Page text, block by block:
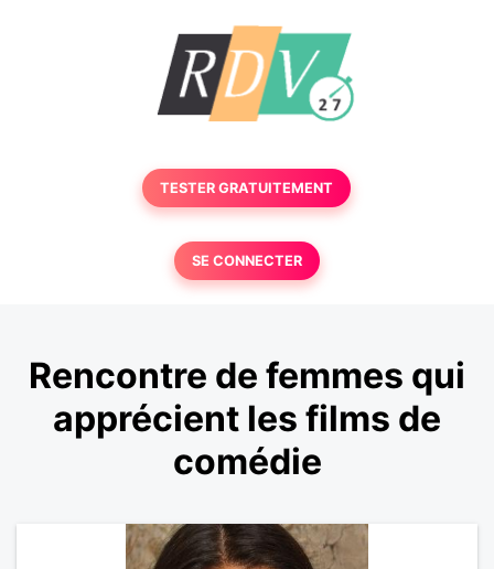
TESTER GRATUITEMENT
SE CONNECTER
Rencontre de femmes qui
apprécient les films de
comédie